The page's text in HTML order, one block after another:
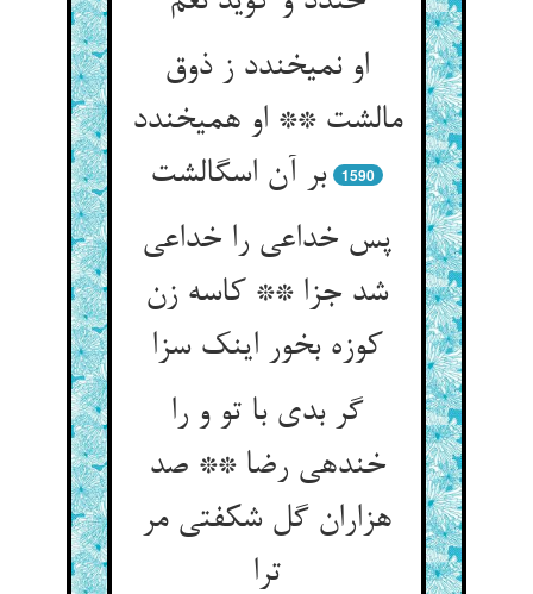
او نمی‏خندد ز ذوق
مالشت ** او همی‏خندد
بر آن اسگالشت‏
1590
پس خداعی را خداعی
شد جزا ** کاسه زن
کوزه بخور اینک سزا
گر بدی با تو و را
خنده‏ی رضا ** صد
هزاران گل شکفتی مر
ترا